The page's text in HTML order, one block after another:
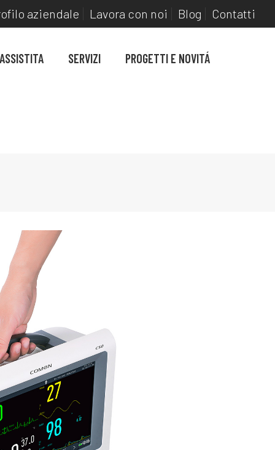
aziendale Lavora con noi Blog Contatti
SERVIZI PROGETTI E NOVITÁ